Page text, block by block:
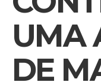
UMA
DE